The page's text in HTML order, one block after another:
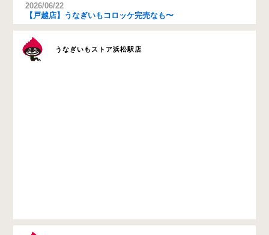
2026/06/22
【戸越店】うなぎいもコロッケ完売なも〜
うなぎいもストア浜松駅店